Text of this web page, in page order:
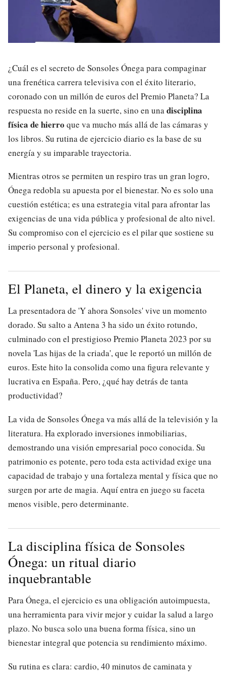
¿Cuál es el secreto de Sonsoles Ónega para compaginar
una frenética carrera televisiva con el éxito literario,
coronado con un millón de euros del Premio Planeta? La
respuesta no reside en la suerte, sino en unadisciplina
física de hierro que va mucho más allá de las cámaras y
los libros. Su rutina de ejercicio diario es la base de su
energía y su imparable trayectoria.
Mientras otros se permiten un respiro tras un gran logro,
Ónega redobla su apuesta por el bienestar. No es solo una
cuestión estética; es una estrategia vital para afrontar las
exigencias de una vida pública y profesional de alto nivel.
Su compromiso con el ejercicio es el pilar que sostiene su
imperio personal y profesional.
El Planeta, el dinero y la exigencia
La presentadora de 'Y ahora Sonsoles' vive un momento
dorado. Su salto a Antena 3 ha sido un éxito rotundo,
culminado con el prestigioso Premio Planeta 2023 por su
novela 'Las hijas de la criada', que le reportó un millón de
euros. Este hito la consolida como una figura relevante y
lucrativa en España. Pero, ¿qué hay detrás de tanta
productividad?
La vida de Sonsoles Ónega va más allá de la televisión y la
literatura. Ha explorado inversiones inmobiliarias,
demostrando una visión empresarial poco conocida. Su
patrimonio es potente, pero toda esta actividad exige una
capacidad de trabajo y una fortaleza mental y física que no
surgen por arte de magia. Aquí entra en juego su faceta
menos visible, pero determinante.
La disciplina física de Sonsoles
Ónega: un ritual diario
inquebrantable
Para Ónega, el ejercicio es una obligación autoimpuesta,
una herramienta para vivir mejor y cuidar la salud a largo
plazo. No busca solo una buena forma física, sino un
bienestar integral que potencia su rendimiento máximo.
Su rutina es clara: cardio, 40 minutos de caminata y